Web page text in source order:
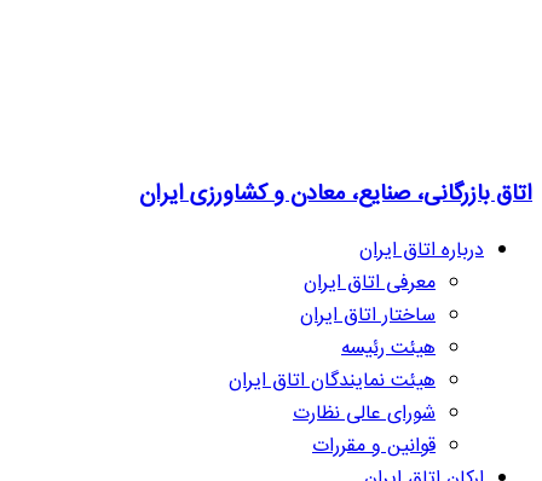
اتاق بازرگانی، صنایع، معادن و کشاورزی ایران
درباره اتاق ایران
معرفی اتاق ایران
ساختار اتاق ایران
هیئت رئیسه
هیئت نمایندگان اتاق ایران
شورای عالی نظارت
قوانین و مقررات